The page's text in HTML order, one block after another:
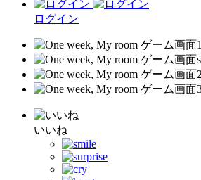
ログイン
いいね